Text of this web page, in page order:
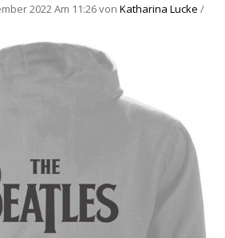
2022 Am 11:26von Katharina Lucke /